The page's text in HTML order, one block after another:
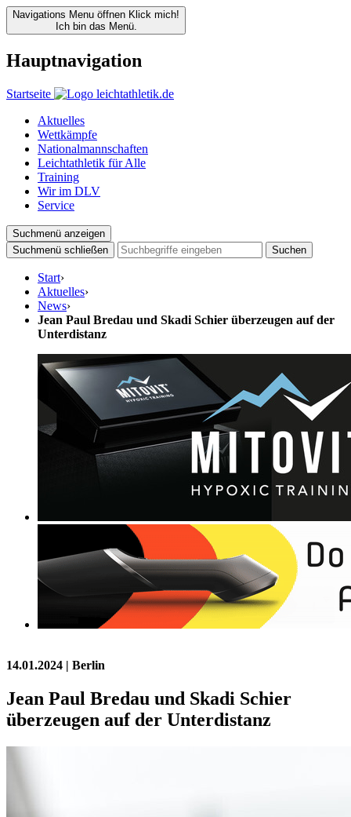
Navigations Menu öffnen Klick mich!
Ich bin das Menü.
Hauptnavigation
Startseite
Aktuelles
Wettkämpfe
Nationalmannschaften
Leichtathletik für Alle
Training
Wir im DLV
Service
Suchmenü anzeigen
Suchmenü schließen
Suchen
Start›
Aktuelles›
News›
Jean Paul Bredau und Skadi Schier überzeugen auf der
Unterdistanz
14.01.2024 | Berlin
Jean Paul Bredau und Skadi Schier
überzeugen auf der Unterdistanz